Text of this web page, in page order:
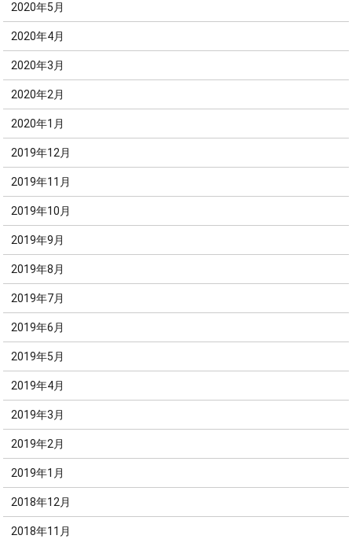
2020年5月
2020年4月
2020年3月
2020年2月
2020年1月
2019年12月
2019年11月
2019年10月
2019年9月
2019年8月
2019年7月
2019年6月
2019年5月
2019年4月
2019年3月
2019年2月
2019年1月
2018年12月
2018年11月